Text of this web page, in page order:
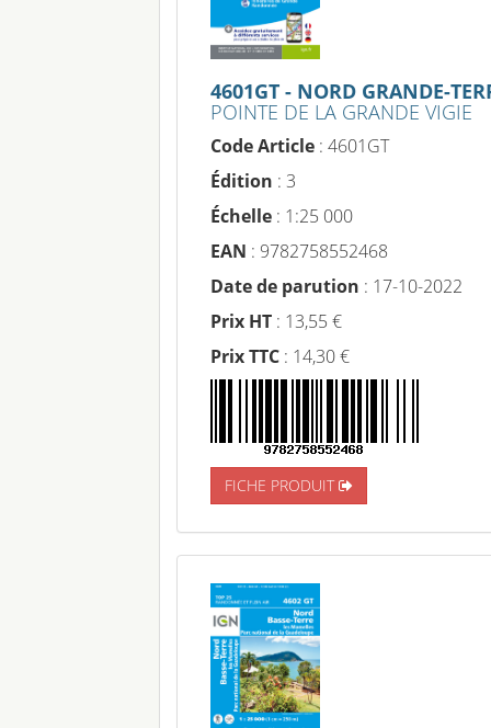
4601GT - NORD GRANDE-
POINTE DE LA GRANDE VIGIE
Code Article : 4601GT
Édition : 3
Échelle : 1:25 000
EAN : 9782758552468
Date de parution : 17-10-2022
Prix HT : 13,55 €
Prix TTC : 14,30 €
FICHE PRODUIT